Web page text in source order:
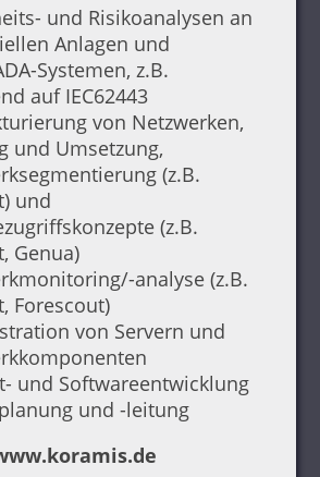
und Risikoanalysen an
Anlagen und
Systemen, z.B.
auf IEC62443
von Netzwerken,
und Umsetzung,
(z.B.
und
(z.B.
Genua)
analyse (z.B.
Forescout)
von Servern und
und Softwareentwicklung
und -leitung